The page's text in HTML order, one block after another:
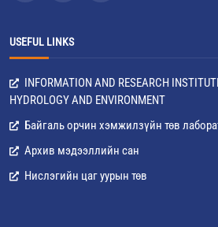
USEFUL LINKS
INFORMATION AND RESEARCH
HYDROLOGY AND ENVIRONMENT
Байгаль орчин хэмжилзүйн төв
Архив мэдээллийн сан
Нислэгийн цаг уурын төв